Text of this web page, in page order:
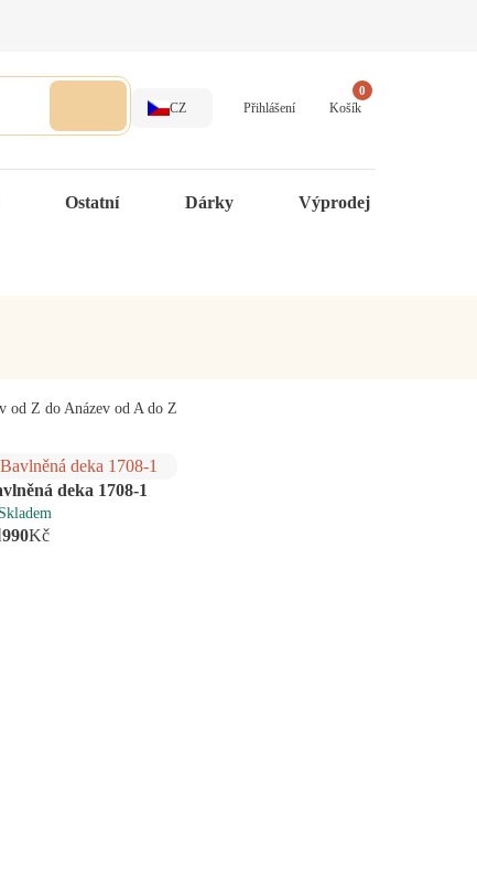
CZ Přihlášení
0
Košík
Ostatní Dárky Výprodej
od Z do Anázev od A do Z
deka 1708-1
Skladem
990Kč